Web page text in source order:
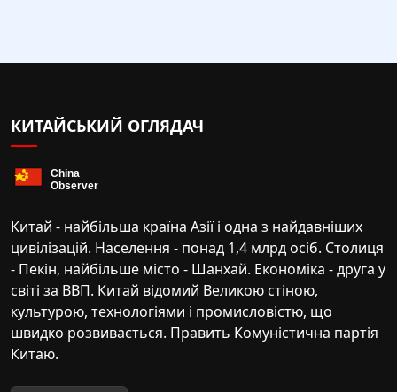
КИТАЙСЬКИЙ ОГЛЯДАЧ
Китай - найбільша країна Азії і одна з найдавніших
цивілізацій. Населення - понад 1,4 млрд осіб. Столиця
- Пекін, найбільше місто - Шанхай. Економіка - друга у
світі за ВВП. Китай відомий Великою стіною,
культурою, технологіями і промисловістю, що
швидко розвивається. Править Комуністична партія
Китаю.